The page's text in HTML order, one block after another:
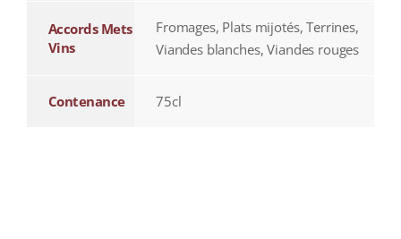
Accords Mets
Vins
Fromages, Plats mijotés, Terrines,
Viandes blanches, Viandes rouges
Contenance 75cl